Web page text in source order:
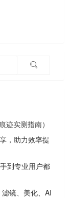
实测指南）
，助力效率提
到专业用户都
镜、美化、AI